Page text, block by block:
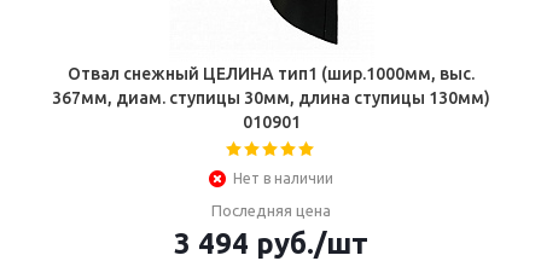
Отвал снежный ЦЕЛИНА тип1 (шир.1000мм, выс.
367мм, диам. ступицы 30мм, длина ступицы 130мм)
010901
Нет в наличии
Последняя цена
3 494 руб./шт